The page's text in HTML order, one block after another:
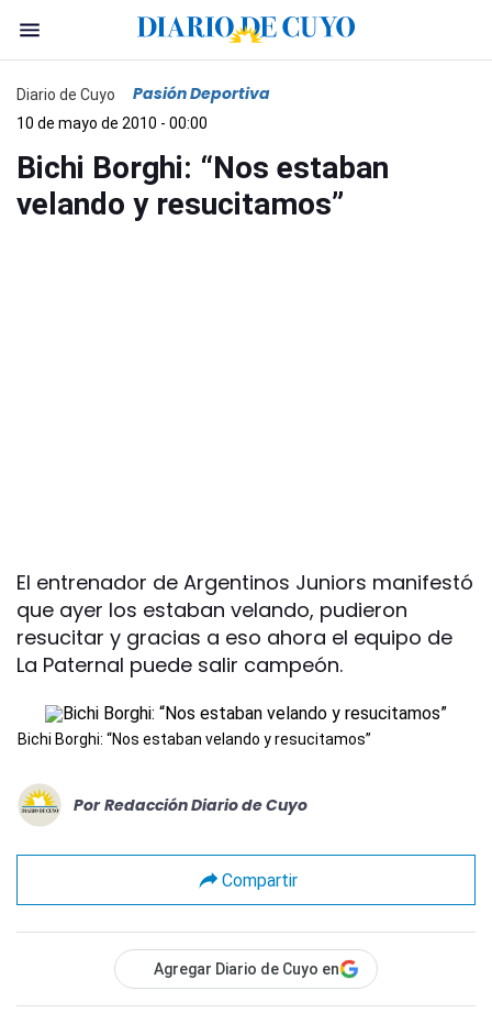
Diario de Cuyo Pasión Deportiva
10 de mayo de 2010 - 00:00
Bichi Borghi: “Nos estaban
velando y resucitamos”
El entrenador de Argentinos Juniors manifestó
que ayer los estaban velando, pudieron
resucitar y gracias a eso ahora el equipo de
La Paternal puede salir campeón.
Bichi Borghi: “Nos estaban velando y resucitamos”
Por Redacción Diario de Cuyo
Compartir
Agregar Diario de Cuyo en